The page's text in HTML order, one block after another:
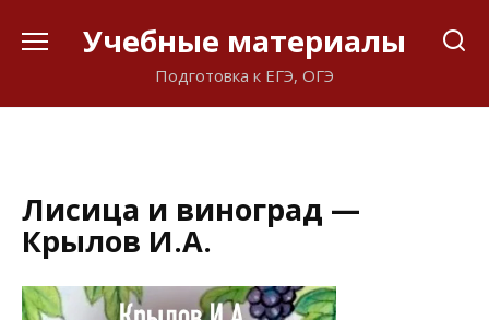
Учебные материалы
Подготовка к ЕГЭ, ОГЭ
Лисица и виноград —
Крылов И.А.